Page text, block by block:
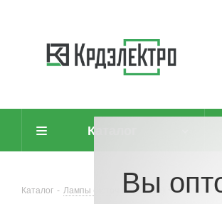
Каталог
Каталог - Лампы (источники света) - Лампы
Вы